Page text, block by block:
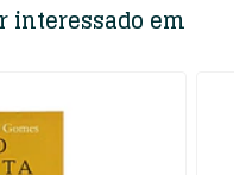
interessado em